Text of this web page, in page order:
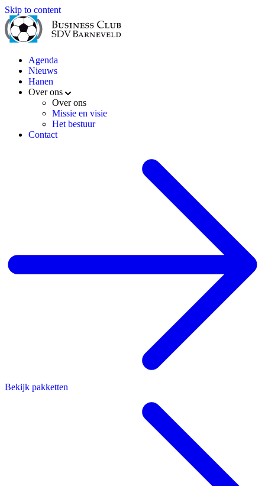
Skip to content
Agenda
Nieuws
Hanen
Over ons
Over ons
Missie en visie
Het bestuur
Contact
Bekijk pakketten